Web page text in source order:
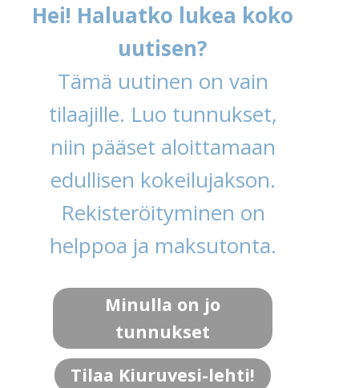
Hei! Haluatko lukea koko
uutisen?
Tämä uutinen on vain
tilaajille. Luo tunnukset,
niin pääset aloittamaan
edullisen kokeilujakson.
Rekisteröityminen on
helppoa ja maksutonta.
Minulla on jo
tunnukset
Tilaa Kiuruvesi-lehti!